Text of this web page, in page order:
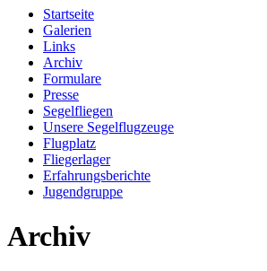
Startseite
Galerien
Links
Archiv
Formulare
Presse
Segelfliegen
Unsere Segelflugzeuge
Flugplatz
Fliegerlager
Erfahrungsberichte
Jugendgruppe
Archiv